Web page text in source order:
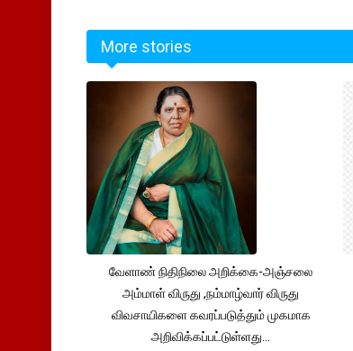
More stories
வேளாண் நிதிநிலை அறிக்கை-அஞ்சலை
அம்மாள் விருது ,நம்மாழ்வார் விருது
விவசாயிகளை கவரப்படுத்தும் முகமாக
அறிவிக்கப்பட்டுள்ளது...